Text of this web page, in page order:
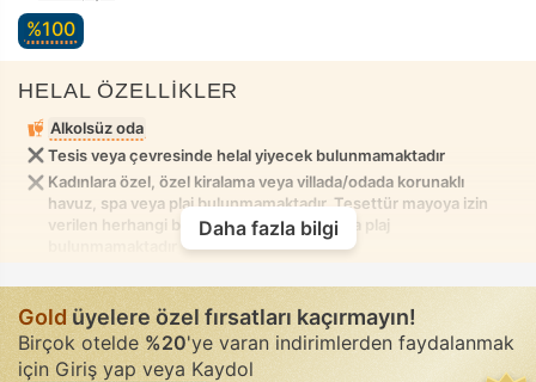
%100
HELAL ÖZELLİKLER
Alkolsüz oda
Tesis veya çevresinde helal yiyecek bulunmamaktadır
Kadınlara özel, özel kiralama veya villada/odada korunaklı
havuz, spa veya plaj bulunmamaktadır. Tesettür mayoya izin
verilen herhangi bir karışık havuz, spa veya plaj
Daha fazla bilgi
Goldüyelere özel fırsatları kaçırmayın!
Birçok otelde%20'ye varan indirimlerden faydalanmak
için Giriş yap veya Kaydol